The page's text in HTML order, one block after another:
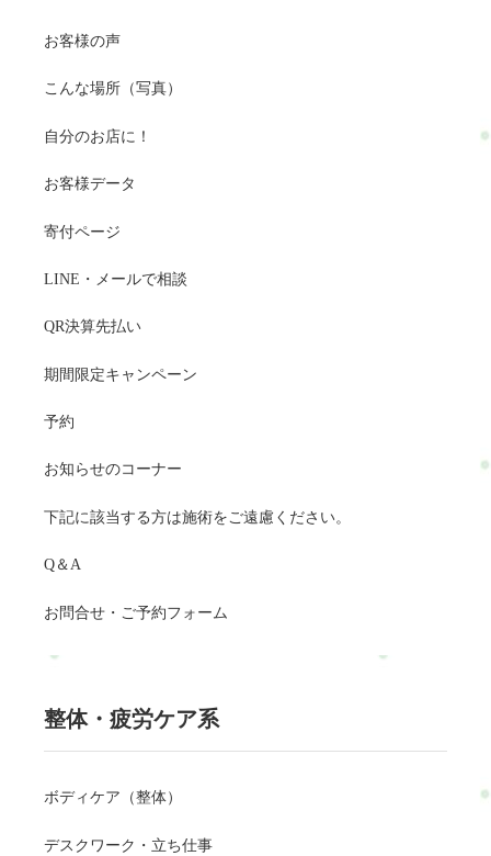
お客様の声
こんな場所（写真）
自分のお店に！
お客様データ
寄付ページ
LINE・メールで相談
QR決算先払い
期間限定キャンペーン
予約
お知らせのコーナー
下記に該当する方は施術をご遠慮ください。
Q＆A
お問合せ・ご予約フォーム
整体・疲労ケア系
ボディケア（整体）
デスクワーク・立ち仕事